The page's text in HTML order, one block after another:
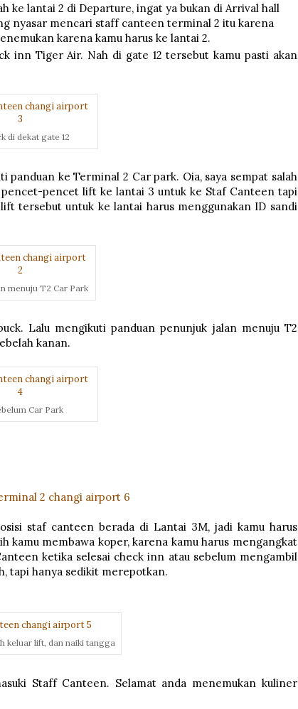
ke lantai 2 di Departure, ingat ya bukan di Arrival hall
nyasar mencari staff canteen terminal 2 itu karena
karena kamu harus ke lantai 2.
inn Tiger Air. Nah di gate 12 tersebut kamu pasti akan
di dekat gate 12
ke Terminal 2 Car park. Oia, saya sempat salah
pencet-pencet lift ke lantai 3 untuk ke Staf Canteen tapi
tersebut untuk ke lantai harus menggunakan ID sandi
menuju T2 Car Park
Lalu mengikuti panduan penunjuk jalan menuju T2
kanan.
Car Park
staf canteen berada di Lantai 3M, jadi kamu harus
kamu membawa koper, karena kamu harus mengangkat
ketika selesai check inn atau sebelum mengambil
tapi hanya sedikit merepotkan.
keluar lift, dan naiki tangga
Staff Canteen. Selamat anda menemukan kuliner